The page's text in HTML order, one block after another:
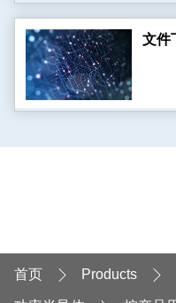
文件
首页 Products